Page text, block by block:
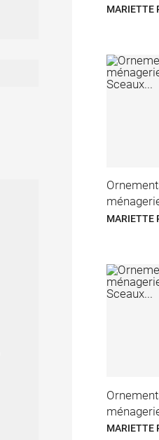
MARIETTE
MARIETTE
MARIETTE